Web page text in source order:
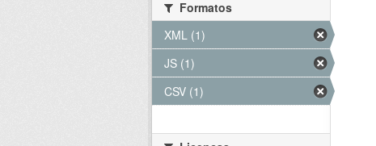
Formatos
XML (1)
JS (1)
CSV (1)